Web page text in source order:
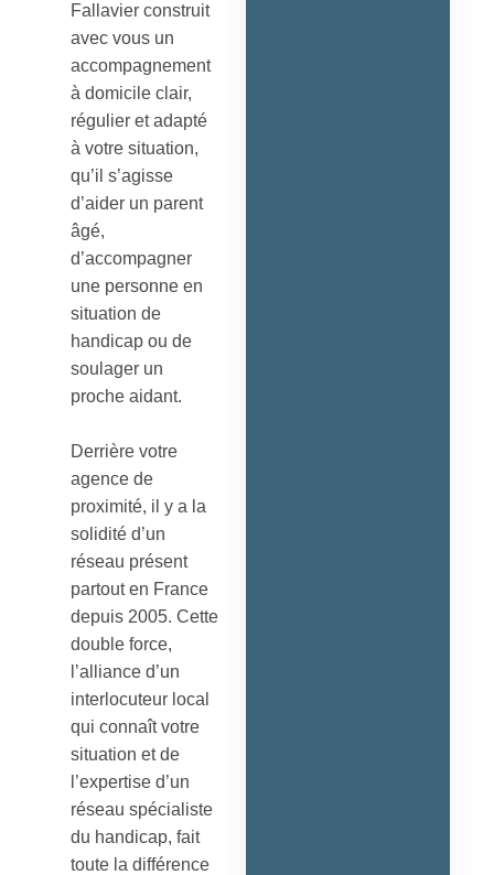
Fallavier construit
avec vous un
accompagnement
à domicile clair,
régulier et adapté
à votre situation,
qu’il s’agisse
d’aider un parent
âgé,
d’accompagner
une personne en
situation de
handicap ou de
soulager un
proche aidant.
Derrière votre
agence de
proximité, il y a la
solidité d’un
réseau présent
partout en France
depuis 2005. Cette
double force,
l’alliance d’un
interlocuteur local
qui connaît votre
situation et de
l’expertise d’un
réseau spécialiste
du handicap, fait
toute la différence